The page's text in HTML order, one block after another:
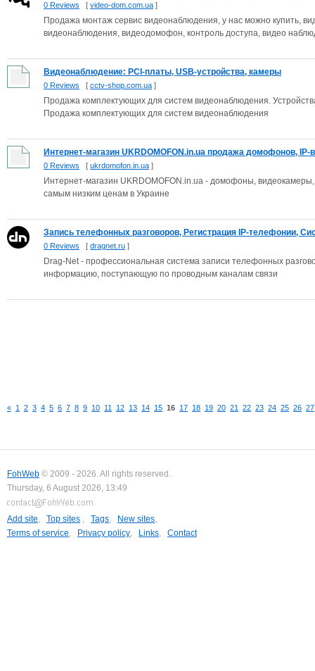
0 Reviews [ video-dom.com.ua ]
Продажа монтаж сервис видеонаблюдения, у нас можно купить,
видеонаблюдения, видеодомофон, контроль доступа, видео
Видеонаблюдение: PCI-платы, USB-устройства, камеры
0 Reviews [ cctv-shop.com.ua ]
Продажа комплектующих для систем видеонаблюдения.
Продажа комплектующих для систем видеонаблюдения
Интернет-магазин UKRDOMOFON.in.ua продажа домофонов, IP-
0 Reviews [ ukrdomofon.in.ua ]
Интернет-магазин UKRDOMOFON.in.ua - домофоны,
самым низким ценам в Украине
Запись телефонных разговоров, Регистрация IP-телефонии,
0 Reviews [ dragnet.ru ]
Drag-Net - профессиональная система записи телефонных
информацию, поступающую по проводным каналам связи
« 1 2 3 4 5 6 7 8 9 10 11 12 13 14 15 16 17 18 19 20 21 22 23 24 25 26 27
FohWeb © 2009 - 2026. All rights reserved.
Thursday, 6 August 2026, 13:49
Add site, Top sites , Tags, New sites,
Terms of service, Privacy policy, Links, Contact